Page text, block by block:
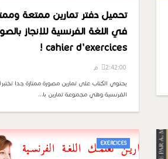
تحميل دفتر تمارين ممتعة
! cahier d'exercices
2:42:00 م
يحتوي الكتاب على تمارين مصورة ممتازة جدا
الفرنسية وهي مجموعة تمارين با…
EXERCICES